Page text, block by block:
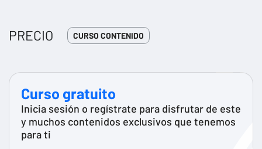
PRECIO CURSO CONTENIDO
Curso gratuito
Inicia sesión o regístrate para disfrutar de este
y muchos contenidos exclusivos que tenemos
para ti